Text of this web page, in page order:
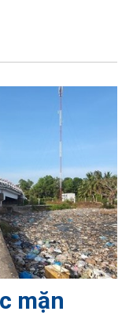
mặn